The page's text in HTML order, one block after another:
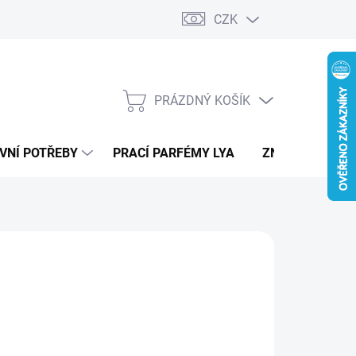
CZK
NÁKUPNÍ
PRÁZDNÝ KOŠÍK
POTŘEBY PRACÍ PARFÉMY LYA ZNAČKY